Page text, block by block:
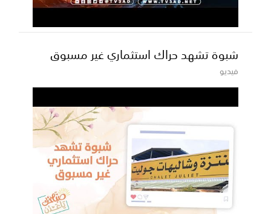
شبوة تشهد حراك استثماري غير مسبوق
فيديو